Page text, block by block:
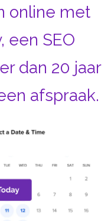
online met
een SEO
dan 20 jaar
afspraak.